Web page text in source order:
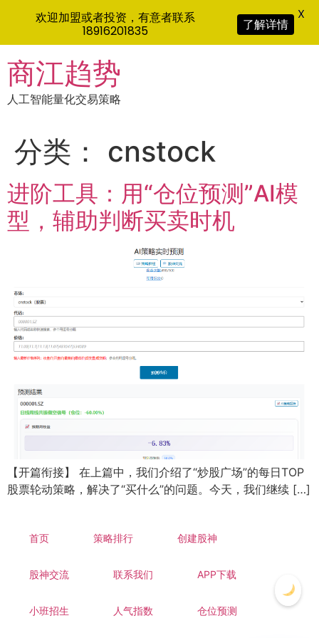
to
content
商江趋势
人工智能量化交易策略
分类： cnstock
进阶工具：用“仓位预测”AI模
型，辅助判断买卖时机
【开篇衔接】 在上篇中，我们介绍了“炒股广场”的每日TOP
股票轮动策略，解决了“买什么”的问题。今天，我们继续 […]
首页 策略排行 创建股神
股神交流 联系我们 APP下载
小班招生 人气指数 仓位预测
欢迎加盟或者投资，有意者联系
18916201835
了解详情
X